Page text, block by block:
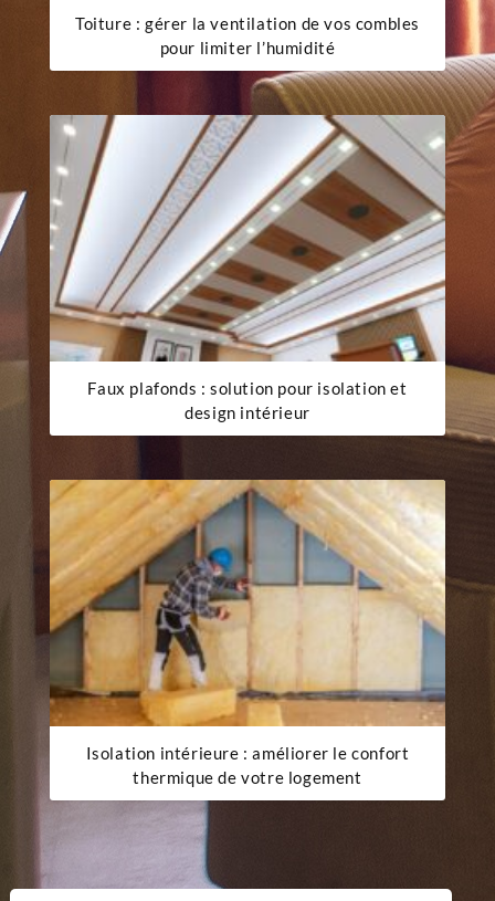
Toiture : gérer la ventilation de vos combles
pour limiter l’humidité
Faux plafonds : solution pour isolation et
design intérieur
Isolation intérieure : améliorer le confort
thermique de votre logement